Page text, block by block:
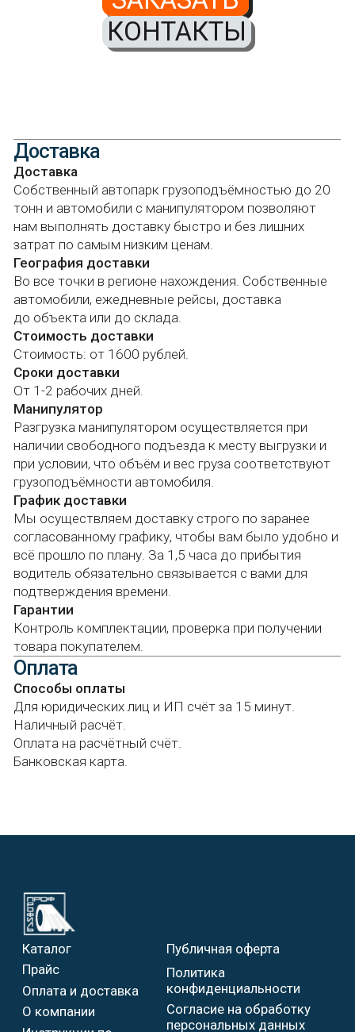
КОНТАКТЫ
нам выполнять доставку быстро и без лишних
затрат по самым низким ценам.
География доставки
Сроки доставки
От 1-2 рабочих дней.
Манипулятор
Разгрузка манипулятором осуществляется при
наличии свободного подъезда к месту выгрузки и
при условии, что объём и вес груза соответствуют
грузоподъёмности автомобиля.
График доставки
Мы осуществляем доставку строго по заранее
согласованному графику, чтобы вам было удобно и
всё прошло по плану. За 1,5 часа до прибытия
водитель обязательно связывается с вами для
подтверждения времени.
Гарантии
Контроль комплектации, проверка при получении
товара покупателем.
Оплата
Способы оплаты
Для юридических лиц и ИП счёт за 15 минут.
Наличный расчёт.
Оплата на расчётный счёт.
Банковская карта.
Каталог
Прайс
Оплата и доставка
О компании
Инструкции по
Инструкции по выбору
материалов
Блог
Контакты
Публичная оферта
Политика
конфиденциальности
Согласие на обработку
персональных данных
Наши каналы в социальных сетях
© Полипрофиль, 2025-2026
Связаться с нами
Ваше имя
+7
Сообщение
Я подтверждаю ознакомление и даю
Согласие на обработку моих